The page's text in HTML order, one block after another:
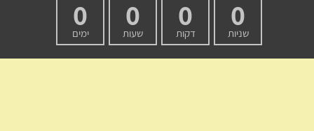
0
שניות
0
דקות
0
שעות
0
ימים